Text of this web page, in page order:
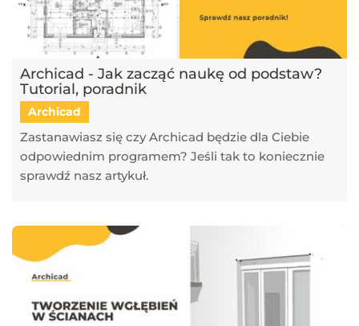
Archicad - Jak zacząć naukę od podstaw?
Tutorial, poradnik
Archicad
Zastanawiasz się czy Archicad będzie dla Ciebie
odpowiednim programem? Jeśli tak to koniecznie
sprawdź nasz artykuł.